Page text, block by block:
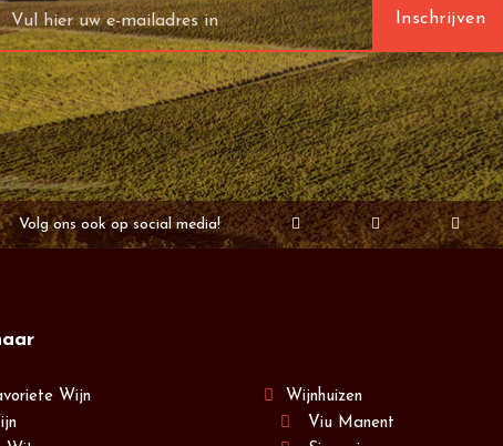
Volg ons ook op social media!
Wijn
Wijnhuizen
Viu Manent